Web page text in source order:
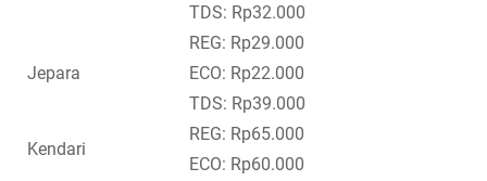
TDS: Rp32.000
Jepara
REG: Rp29.000
ECO: Rp22.000
TDS: Rp39.000
Kendari
REG: Rp65.000
ECO: Rp60.000